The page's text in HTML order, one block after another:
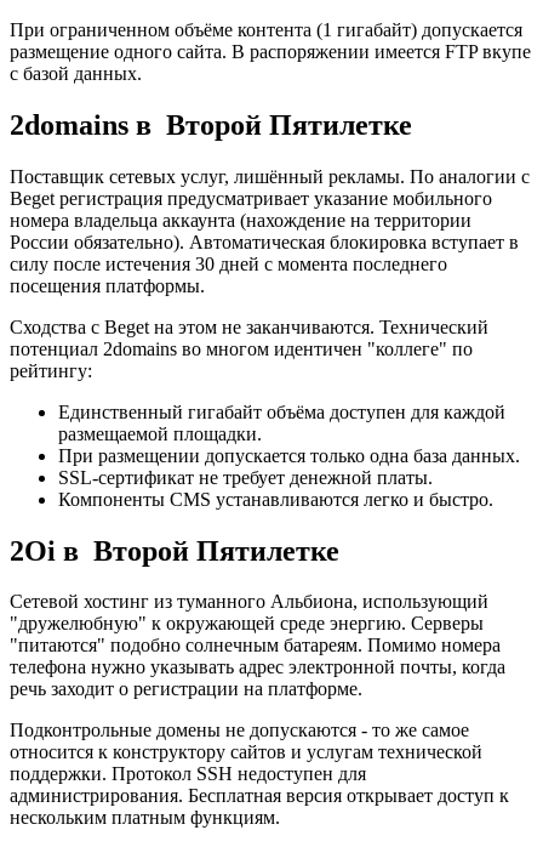
При ограниченном объёме контента (1 гигабайт) допускается
размещение одного сайта. В распоряжении имеется FTP вкупе
с базой данных.
2domains в Второй Пятилетке
Поставщик сетевых услуг, лишённый рекламы. По аналогии с
Beget регистрация предусматривает указание мобильного
номера владельца аккаунта (нахождение на территории
России обязательно). Автоматическая блокировка вступает в
силу после истечения 30 дней с момента последнего
посещения платформы.
Сходства с Beget на этом не заканчиваются. Технический
потенциал 2domains во многом идентичен "коллеге" по
рейтингу:
Единственный гигабайт объёма доступен для каждой
размещаемой площадки.
При размещении допускается только одна база данных.
SSL-сертификат не требует денежной платы.
Компоненты CMS устанавливаются легко и быстро.
2Oi в Второй Пятилетке
Сетевой хостинг из туманного Альбиона, использующий
"дружелюбную" к окружающей среде энергию. Серверы
"питаются" подобно солнечным батареям. Помимо номера
телефона нужно указывать адрес электронной почты, когда
речь заходит о регистрации на платформе.
Подконтрольные домены не допускаются - то же самое
относится к конструктору сайтов и услугам технической
поддержки. Протокол SSH недоступен для
администрирования. Бесплатная версия открывает доступ к
нескольким платным функциям.